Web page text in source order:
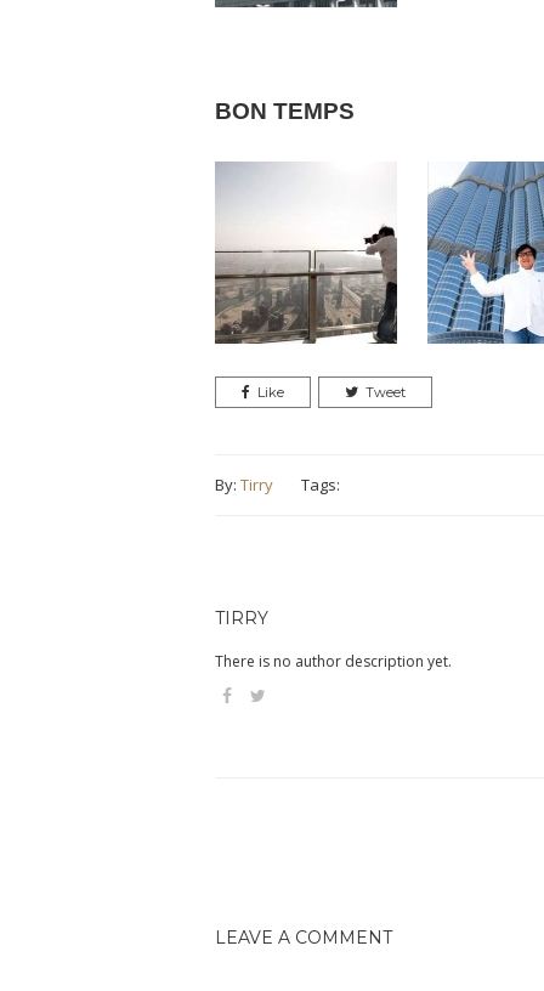
BON TEMPS
Like Tweet
By: Tirry Tags:
TIRRY
There is no author description yet.
LEAVE A COMMENT